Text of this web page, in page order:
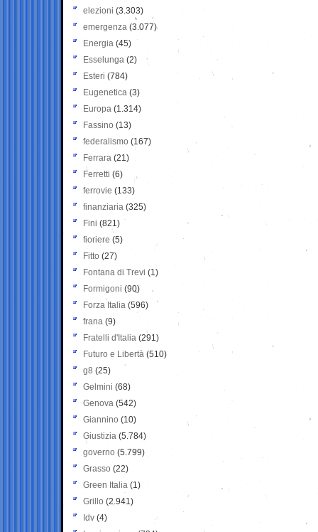
elezioni (3.303)
emergenza (3.077)
Energia (45)
Esselunga (2)
Esteri (784)
Eugenetica (3)
Europa (1.314)
Fassino (13)
federalismo (167)
Ferrara (21)
Ferretti (6)
ferrovie (133)
finanziaria (325)
Fini (821)
fioriere (5)
Fitto (27)
Fontana di Trevi (1)
Formigoni (90)
Forza Italia (596)
frana (9)
Fratelli d'Italia (291)
Futuro e Libertà (510)
g8 (25)
Gelmini (68)
Genova (542)
Giannino (10)
Giustizia (5.784)
governo (5.799)
Grasso (22)
Green Italia (1)
Grillo (2.941)
Idv (4)